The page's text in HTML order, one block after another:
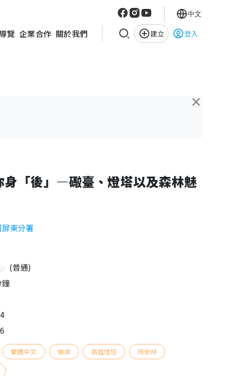
覽 企業合作 關於我們 建立 登入
中文
×
身「後」—礮臺、燈塔以及森林魅
東分署
(普通)
繁體中文 旗津 高雄燈塔 保安林